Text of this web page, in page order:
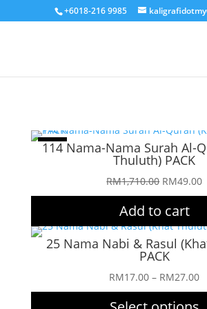
+6018-216 9985
Sale!
114 Nama-Nama Surah Al-
Thuluth) PACK
RM1,710.00 Original
price
was:
RM49.00
Add to cart
25 Nama Nabi & Rasul
PACK
RM17.00 – RM27.00